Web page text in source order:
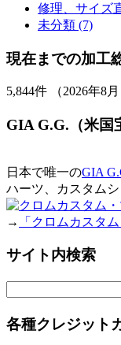
修理、サイズ
未分類 (7)
現在までの加工
5,844件 （2026年8月
GIA G.G.（米国
日本で唯一のGIA
ハーツ、カスタムシ
→ 「クロムカスタ
サイト内検索
各種クレジット